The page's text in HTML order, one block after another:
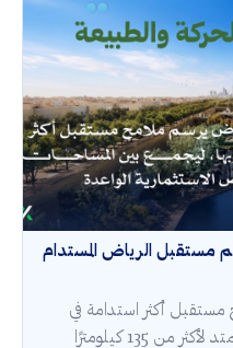
مستقبل الرياض المستدام
مستقبل أكثر استدامة في
مدينة الرياض، عبر شريان أخضر يمتد لأكثر من 135 كيلومترًا